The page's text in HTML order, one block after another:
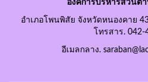
องค์การบริหารส่วนต
อำเภอโพนพิสัย จังหวัดหนองคาย
โทรสาร. 042-
อีเมลกลาง.